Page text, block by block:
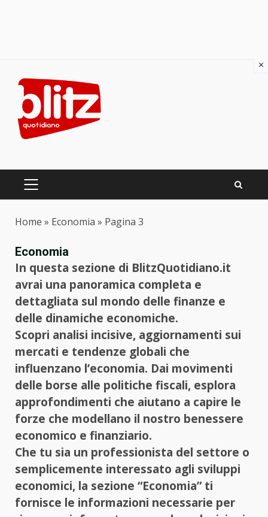
content
PRIMARY
Home » Economia » Pagina 3
Economia
In questa sezione di BlitzQuotidiano.it
avrai una panoramica completa e
dettagliata sul mondo delle finanze e
delle dinamiche economiche.
Scopri analisi incisive, aggiornamenti sui
mercati e tendenze globali che
influenzano l’economia. Dai movimenti
delle borse alle politiche fiscali, esplora
approfondimenti che aiutano a capire le
forze che modellano il nostro benessere
economico e finanziario.
Che tu sia un professionista del settore o
semplicemente interessato agli sviluppi
economici, la sezione “Economia” ti
fornisce le informazioni necessarie per
×